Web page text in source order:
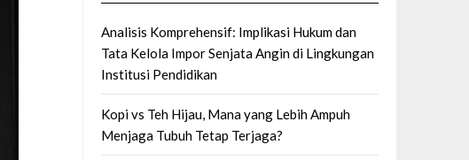
Analisis Komprehensif: Implikasi Hukum dan
Tata Kelola Impor Senjata Angin di Lingkungan
Institusi Pendidikan
Kopi vs Teh Hijau, Mana yang Lebih Ampuh
Menjaga Tubuh Tetap Terjaga?